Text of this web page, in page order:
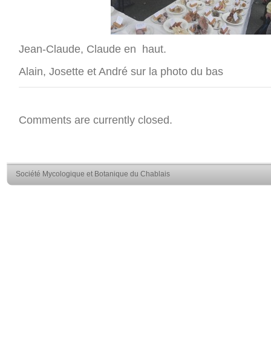
Jean-Claude, Claude en haut.
Alain, Josette et André sur la photo du bas
Comments are currently closed.
Société Mycologique et Botanique du Chablais